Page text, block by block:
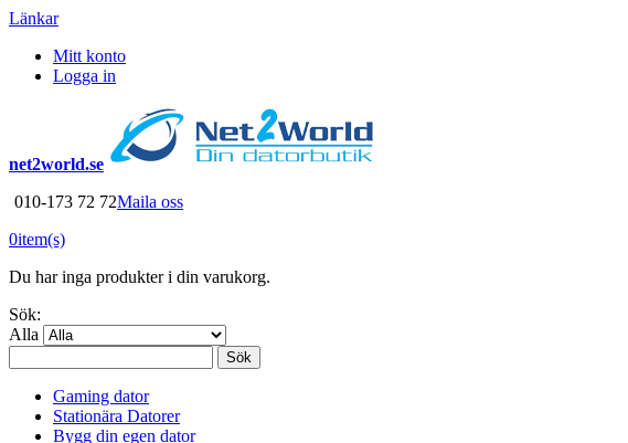
Länkar
Mitt konto
Logga in
net2world.se
010-173 72 72Maila oss
0item(s)
Du har inga produkter i din varukorg.
Sök:
Alla
Sök
Gaming dator
Stationära Datorer
Bygg din egen dator